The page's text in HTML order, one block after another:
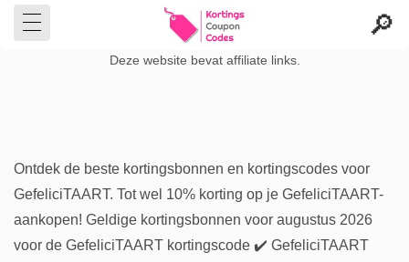
Deze website bevat affiliate links.
Ontdek de beste kortingsbonnen en kortingscodes voor
GefeliciTAART. Tot wel 10% korting op je GefeliciTAART-
aankopen! Geldige kortingsbonnen voor augustus 2026
voor de GefeliciTAART kortingscode ✔️ GefeliciTAART